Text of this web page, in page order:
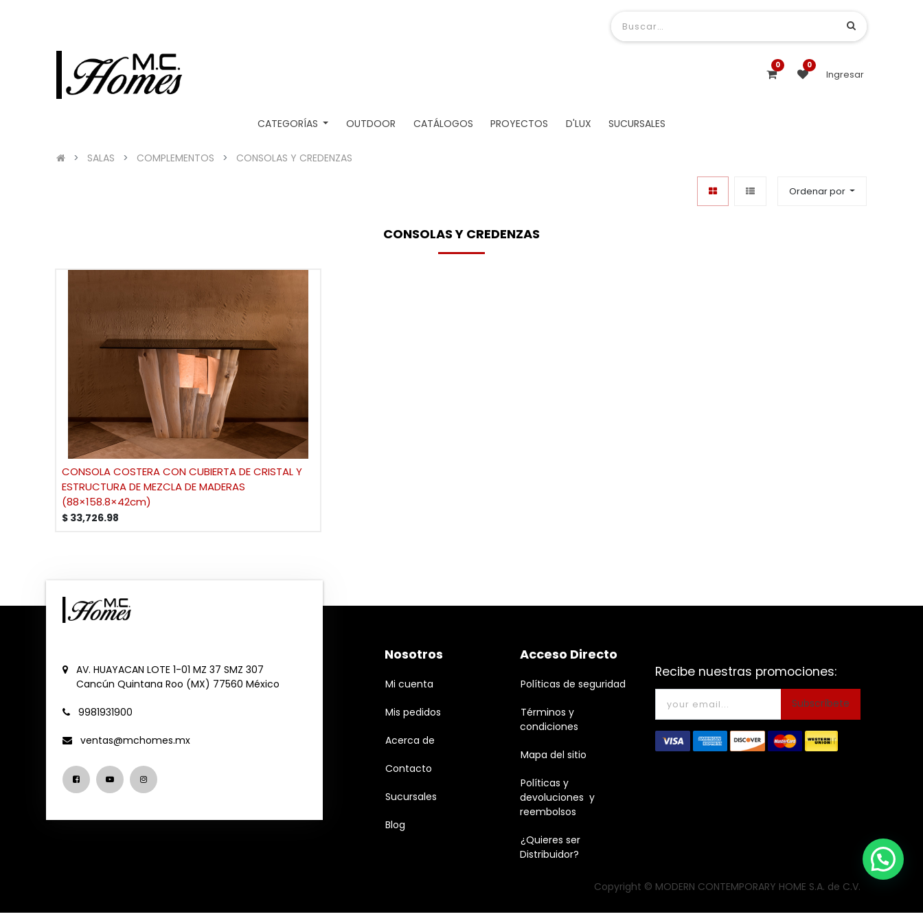
0 0
Ingresar
CATEGORÍAS OUTDOOR CATÁLOGOS PROYECTOS D'LUX SUCURSALES
SALAS COMPLEMENTOS CONSOLAS Y CREDENZAS
Ordenar por
CONSOLAS Y CREDENZAS
CONSOLA COSTERA CON CUBIERTA DE CRISTAL Y
ESTRUCTURA DE MEZCLA DE MADERAS
(88×158.8×42cm)
$ 33,726.98
AV. HUAYACAN LOTE 1-01 MZ 37 SMZ 307
Cancún Quintana Roo (MX) 77560 México
9981931900
ventas@mchomes.mx
Nosotros
Mi cuenta
Mis pedidos
Acerca de
Contacto
Sucursales
Blog
Acceso Directo
Políticas de seguridad
Términos y
condiciones
Mapa del sitio
Políticas y
devoluciones y
reembolsos
¿Quieres ser
Distribuidor?
Recibe nuestras promociones:
Subscríbete
Copyright © MODERN CONTEMPORARY HOME S.A. de C.V.